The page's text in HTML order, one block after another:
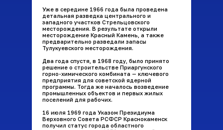
Уже в середине 1966 года была проведена
детальная разведка центрального и
западного участков Стрельцовского
месторождения. В результате открыли
месторождение Красный Камень, а также
предварительно разведали запасы
Тулукуевского месторождения.
Два года спустя, в 1968 году, было принято
решение о строительстве Приаргунского
горно-химического комбината — ключевого
предприятия для советской ядерной
программы. Тогда же началось возведение
промышленных объектов и первых жилых
поселений для рабочих.
16 июля 1969 года Указом Президиума
Верховного Совета РСФСР Краснокаменск
получил статус города областного